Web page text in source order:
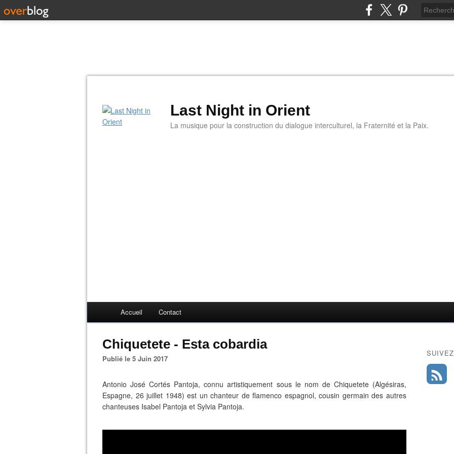
Last Night in Orient
La musique pour la construction du dialogue interculturel, la Fraternité et la Paix.
Accueil Contact
Chiquetete - Esta cobardia
Publié le 5 Juin 2017
Antonio José Cortés Pantoja, connu artistiquement sous le nom de Chiquetete (Algésiras,
Espagne, 26 juillet 1948) est un chanteur de flamenco espagnol, cousin germain des autres
chanteuses Isabel Pantoja et Sylvia Pantoja.